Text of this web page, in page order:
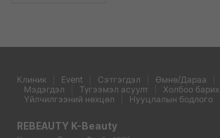
Клиник Event Сэтгэгдэл Өмнө/Дараа
Мэдэгдэл
Түгээмэл асуулт
Холбоо барих
Үйлчилгээний нөхцөл
Нууцлалын бодлого
REBEAUTY K-Beauty